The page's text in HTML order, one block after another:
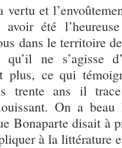
et
été
dans le territoire
ne s’agisse
plus, ce qui
trente ans il
On a
Bonaparte disait à
à la littérature